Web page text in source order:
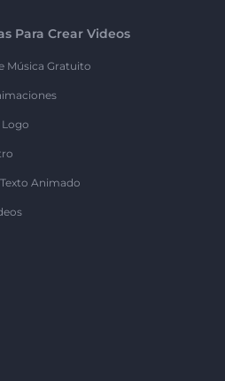
Para Crear Videos
Música Gratuito
Animado